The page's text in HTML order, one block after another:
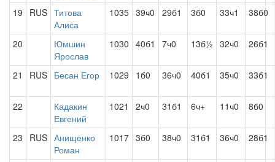
19 RUS Титова
Алиса
1035 39ч0 29б1 3б0 33ч1 38б0
20
Юмшин
Ярослав
1030 40б1 7ч0 13б½ 32ч0 26б1
21 RUS Бесан Егор 1029 1б0 36ч0 40б1 35ч0 33б1
22
Кадакин
Евгений
1021 2ч0 31б1 6ч+ 11ч0 8б0
23 RUS Анищенко
Роман
1017 3б0 38ч0 31б1 36ч0 28б1